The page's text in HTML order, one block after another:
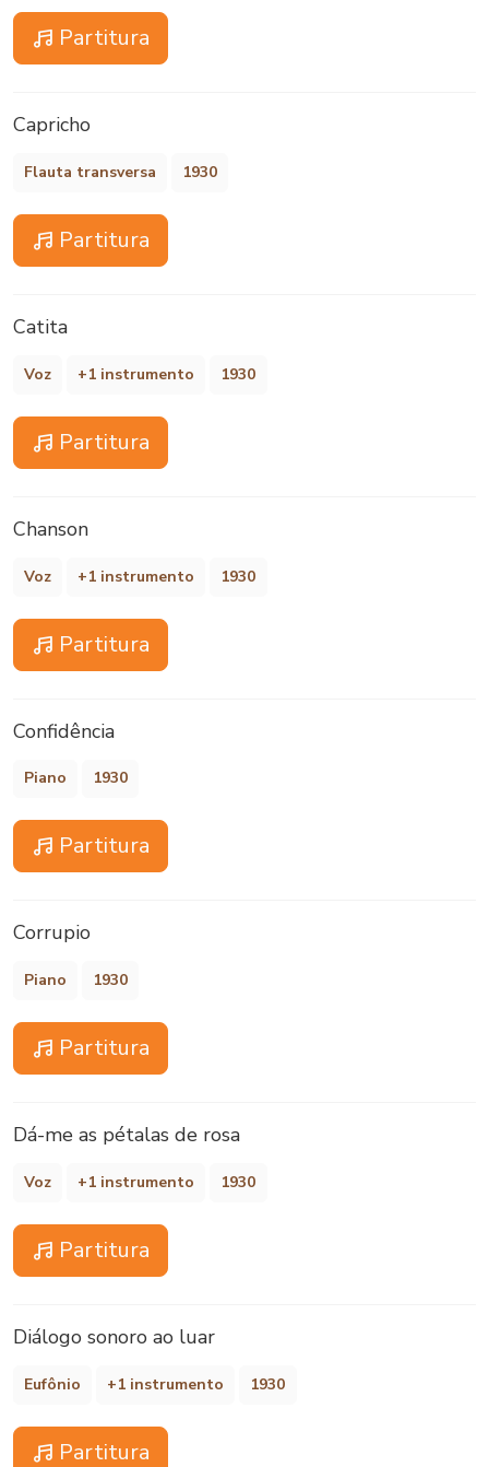
Partitura
Capricho
Flauta transversa 1930
Partitura
Catita
Voz +1 instrumento 1930
Partitura
Chanson
Voz +1 instrumento 1930
Partitura
Confidência
Piano 1930
Partitura
Corrupio
Piano 1930
Partitura
Dá-me as pétalas de rosa
Voz +1 instrumento 1930
Partitura
Diálogo sonoro ao luar
Eufônio +1 instrumento 1930
Partitura